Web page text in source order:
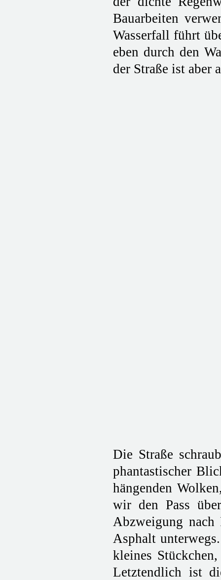
Bauarbeiten
Wasserfall führt
eben durch den
der Straße ist aber
Die Straße
phantastischer
hängenden
wir den Pass
Abzweigung nach
Asphalt
kleines
Letztendlich ist